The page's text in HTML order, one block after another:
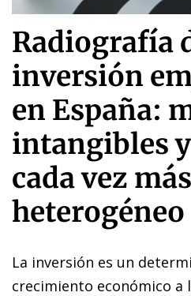
Radiografía
inversión
en España:
intangibles
cada vez más
heterogéneo
La inversión es un
crecimiento económico